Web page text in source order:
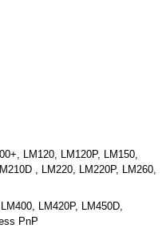
LM120, LM120P, LM150,
, LM220, LM220P, LM260,
LM420P, LM450D,
PnP